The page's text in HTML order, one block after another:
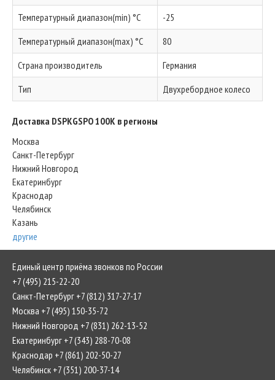
Температурный диапазон(min) °C
-25
Температурный диапазон(max) °C
80
Страна производитель
Германия
Тип
Двухребордное колесо
Доставка DSPKGSPO 100K в регионы
Москва
Санкт-Петербург
Нижний Новгород
Екатеринбург
Краснодар
Челябинск
Казань
другие
Единый центр приёма звонков по России
+7 (495) 215-22-20
Санкт-Петербург +7 (812) 317-27-17
Москва +7 (495) 150-35-72
Нижний Новгород +7 (831) 262-13-52
Екатеринбург +7 (343) 288-70-08
Краснодар +7 (861) 202-50-27
Челябинск +7 (351) 200-37-14